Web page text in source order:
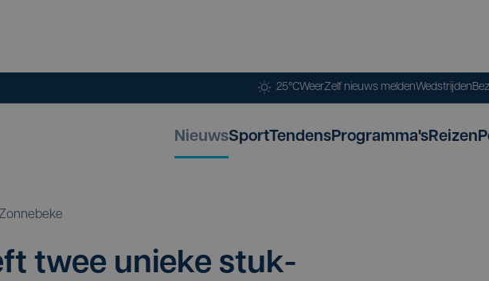
25°CWeerZelf nieuws meldenWedstrijden
NieuwsSportTendensProgramma'sReizen
twee unie­ke stuk­